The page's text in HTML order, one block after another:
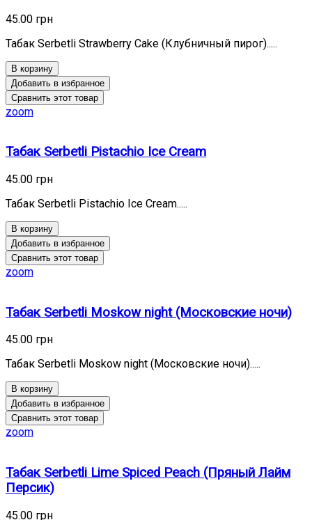
45.00 грн
Табак Serbetli Strawberry Cake (Клубничный пирог).....
В корзину
Добавить в избранное
Сравнить этот товар
zoom
Табак Serbetli Pistachio Ice Cream
45.00 грн
Табак Serbetli Pistachio Ice Cream.....
В корзину
Добавить в избранное
Сравнить этот товар
zoom
Табак Serbetli Moskow night (Московские ночи)
45.00 грн
Табак Serbetli Moskow night (Московские ночи).....
В корзину
Добавить в избранное
Сравнить этот товар
zoom
Табак Serbetli Lime Spiced Peach (Пряный Лайм
Персик)
45.00 грн